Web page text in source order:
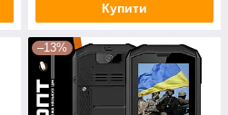
Купити
–13%